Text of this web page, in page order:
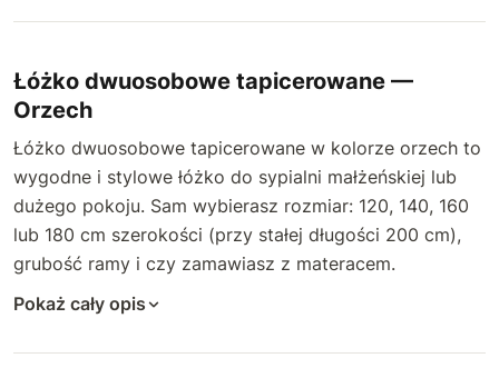
Łóżko dwuosobowe tapicerowane —
Orzech
Łóżko dwuosobowe tapicerowane w kolorze orzech to
wygodne i stylowe łóżko do sypialni małżeńskiej lub
dużego pokoju. Sam wybierasz rozmiar: 120, 140, 160
lub 180 cm szerokości (przy stałej długości 200 cm),
grubość ramy i czy zamawiasz z materacem.
Pokaż cały opis